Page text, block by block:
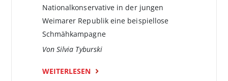
Nationalkonservative in der jungen
Weimarer Republik eine beispiellose
Schmähkampagne
Von Silvia Tyburski
WEITERLESEN